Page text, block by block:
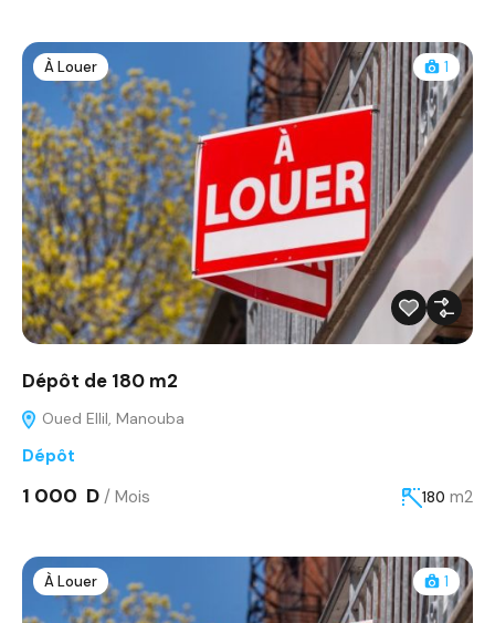
À Louer 1
Dépôt de 180 m2
Oued Ellil, Manouba
Dépôt
1 000 D / Mois 180 m2
À Louer 1